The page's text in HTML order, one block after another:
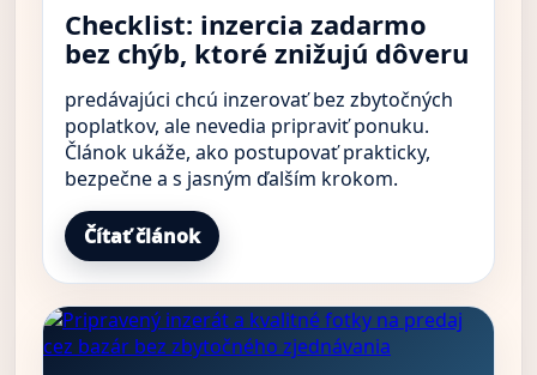
Checklist: inzercia zadarmo
bez chýb, ktoré znižujú dôveru
predávajúci chcú inzerovať bez zbytočných
poplatkov, ale nevedia pripraviť ponuku.
Článok ukáže, ako postupovať prakticky,
bezpečne a s jasným ďalším krokom.
Čítať článok